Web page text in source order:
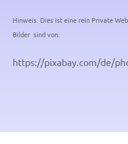
Hinweis: Dies ist eine rein Private
Bilder sind von:
https://pixabay.com/de/